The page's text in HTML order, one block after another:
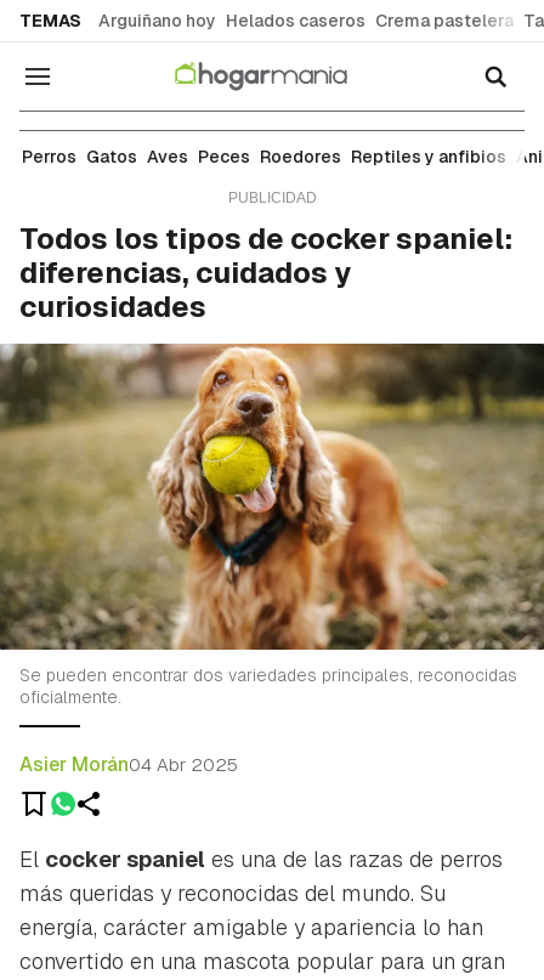
TEMAS Arguiñano hoy Helados caseros Crema pastelera
Navegación
Perros
Perros Gatos Aves Peces Roedores Reptiles y anfibios
Todos los tipos de cocker spaniel:
diferencias, cuidados y
curiosidades
Se pueden encontrar dos variedades principales, reconocidas
oficialmente.
Asier Morán04 Abr 2025
El cocker spaniel es una de las razas de perros
más queridas y reconocidas del mundo. Su
energía, carácter amigable y apariencia lo han
convertido en una mascota popular para un gran